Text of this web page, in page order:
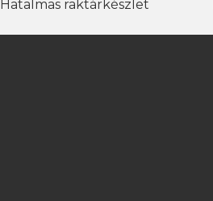
Hatalmas raktárkészlet